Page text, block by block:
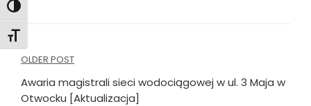
Toggle High Contrast
Toggle Font size
Nawigacja
wpisu
OLDER POST
Awaria magistrali sieci wodociągowej w ul. 3 Maja w
Otwocku [Aktualizacja]